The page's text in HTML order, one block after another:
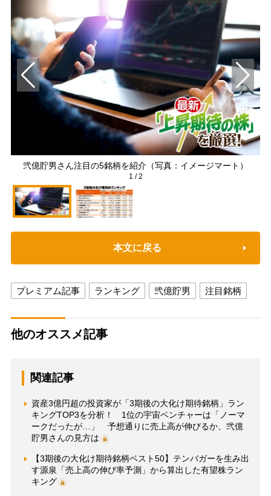
弐億貯男さん注目の5銘柄を紹介（写真：イメージマート）
1 /2
本文に戻る
プレミアム記事 ランキング 弐億貯男 注目銘柄
他のオススメ記事
関連記事
資産3億円超の投資家が「3期後の大化け期待銘柄」ラン
キングTOP3を分析！ 1位の宇宙ベンチャーは「ノーマ
ークだったが…」 予想通りに売上高が伸びるか、弐億
貯男さんの見方は
【3期後の大化け期待銘柄ベスト50】テンバガーを生み出
す源泉「売上高の伸び率予測」から算出した有望株ラン
キング